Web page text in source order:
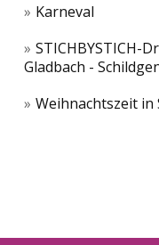
Karneval
STICHBYSTICH-
Gladbach -
Weihnachtszeit in